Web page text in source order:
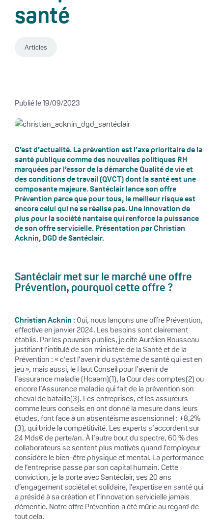
santé
Articles
Publié le 19/09/2023
C’est d’actualité. La prévention est l’axe prioritaire de la
santé publique comme des nouvelles politiques RH
marquées par l’essor de la démarche Qualité de vie et
des conditions de travail (QVCT) dont la santé est une
composante majeure. Santéclair lance son offre
Prévention parce que pour tous, le meilleur risque est
encore celui qui ne se réalise pas. Une innovation de
plus pour la société nantaise qui renforce la puissance
de son offre servicielle. Présentation par Christian
Acknin, DGD de Santéclair.
Santéclair met sur le marché une offre
Prévention, pourquoi cette offre ?
Christian Acknin :Oui, nous lançons une offre Prévention,
effective en janvier 2024. Les besoins sont clairement
établis. Par les pouvoirs publics, je cite Aurélien Rousseau
justifiant l’intitulé de son ministère de la Santé et de la
Prévention : « c’est l’avenir du système de santé qui est en
jeu », mais aussi, le Haut Conseil pour l’avenir de
l’assurance maladie (Hcaam)(1), la Cour des comptes(2) ou
encore l’Assurance maladie qui fait de la prévention son
cheval de bataille(3). Les entreprises, et les assureurs
comme leurs conseils en ont donné la mesure dans leurs
études, font face à un absentéisme ascensionnel : +8,2%
(3), qui bride la compétitivité. Les experts s’accordent sur
24 Mds€ de perte/an. À l’autre bout du spectre, 60 % des
collaborateurs se sentent plus motivés quand l’employeur
considère le bien-être physique et mental. La performance
de l’entreprise passe par son capital humain. Cette
conviction, je la porte avec Santéclair, ses 20 ans
d’engagement sociétal et solidaire, l’expertise en santé qui
a présidé à sa création et l’innovation servicielle jamais
démentie. Notre offre Prévention a été mûrie au regard de
tout cela.